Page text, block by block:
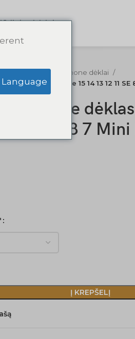
Odinės piniginės
dėklai
Odiniai iPhone dėklai
Tinka iPhone 15 14 13 12 11
iPhone
11 SE 8 7
Į KREPŠELĮ